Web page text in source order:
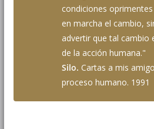
condiciones
en marcha el cambio,
advertir que tal cambio
de la acción humana."
Silo. Cartas a mis
proceso humano. 1991